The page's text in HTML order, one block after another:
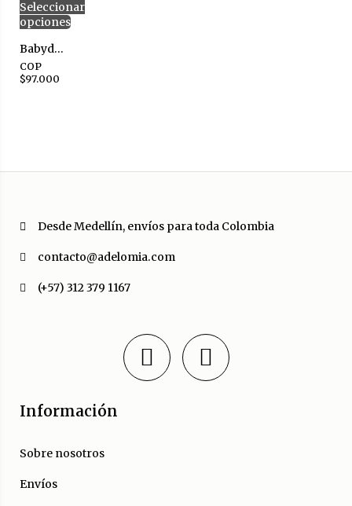
Seleccionar
opciones
Babydoll Corset Rose – Celeste
COP
$97.000
Desde Medellín, envíos para toda Colombia
contacto@adelomia.com
(+57) 312 379 1167
Información
Sobre nosotros
Envíos